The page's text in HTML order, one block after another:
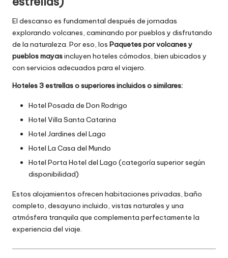
El descanso es fundamental después de jornadas
explorando volcanes, caminando por pueblos y disfrutando
de la naturaleza. Por eso, los Paquetes por volcanes y
pueblos mayasincluyen hoteles cómodos, bien ubicados y
con servicios adecuados para el viajero.
Hoteles 3 estrellas o superiores incluidos o similares:
Hotel Posada de Don Rodrigo
Hotel Villa Santa Catarina
Hotel Jardines del Lago
Hotel La Casa del Mundo
Hotel Porta Hotel del Lago (categoría superior según
disponibilidad)
Estos alojamientos ofrecen habitaciones privadas, baño
completo, desayuno incluido, vistas naturales y una
atmósfera tranquila que complementa perfectamente la
experiencia del viaje.